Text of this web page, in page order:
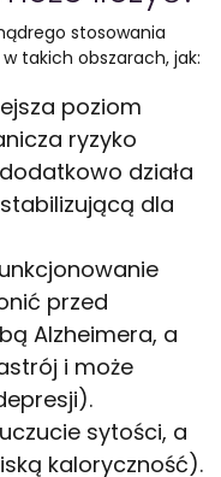
stosowania
takich obszarach, jak:
poziom
ryzyko
działa
dla
przed
Alzheimera, a
i może
sytości, a
kaloryczność).